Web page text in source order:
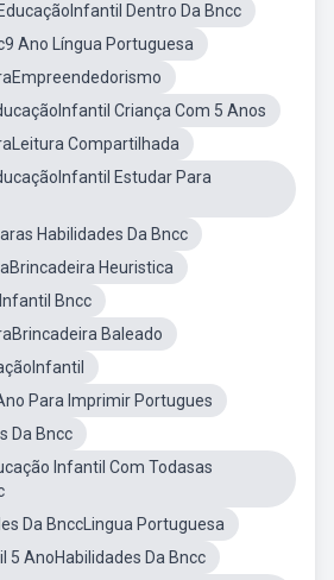
Dentro Da Bncc
Ano Língua Portuguesa
Criança Com 5 Anos
Compartilhada
Estudar Para
Habilidades Da Bncc
Heuristica
Bncc
Baleado
Para Imprimir Portugues
Da Bncc
Infantil Com Todasas
Da BnccLingua Portuguesa
5 AnoHabilidades Da Bncc